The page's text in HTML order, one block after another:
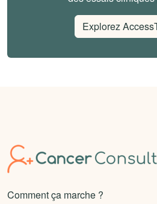
Explorez
Comment ça marche ?